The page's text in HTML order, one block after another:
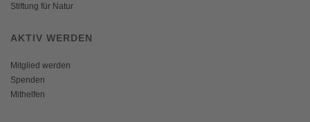
Stiftung für Natur
AKTIV WERDEN
Mitglied werden
Spenden
Mithelfen